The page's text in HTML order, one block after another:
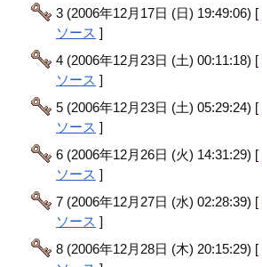
3 (2006年12月17日 (日) 19:49:06) [
ソース ]
4 (2006年12月23日 (土) 00:11:18) [
ソース ]
5 (2006年12月23日 (土) 05:29:24) [
ソース ]
6 (2006年12月26日 (火) 14:31:29) [
ソース ]
7 (2006年12月27日 (水) 02:28:39) [
ソース ]
8 (2006年12月28日 (木) 20:15:29) [